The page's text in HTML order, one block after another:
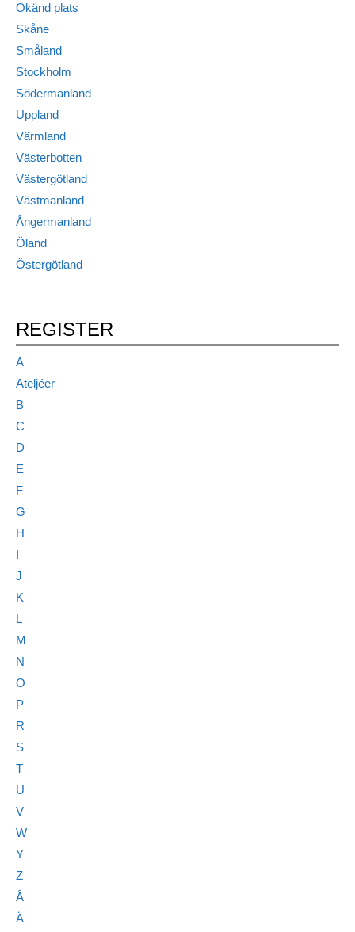
Okänd plats
Skåne
Småland
Stockholm
Södermanland
Uppland
Värmland
Västerbotten
Västergötland
Västmanland
Ångermanland
Öland
Östergötland
REGISTER
A
Ateljéer
B
C
D
E
F
G
H
I
J
K
L
M
N
O
P
R
S
T
U
V
W
Y
Z
Å
Ä